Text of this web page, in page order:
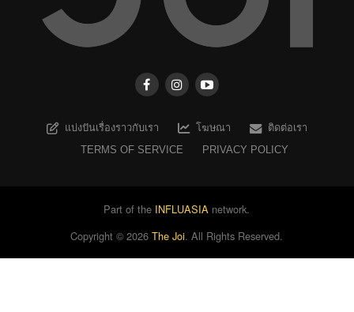
แบ่งปันเรื่องราวกับเรา โฆษณา
ติดต่อเรา
TERMS OF SERVICE
PRIVACY POLICY
Part of the INFLUASIA network.
Copyright ©2026 The Joi. All Rights Reserved.